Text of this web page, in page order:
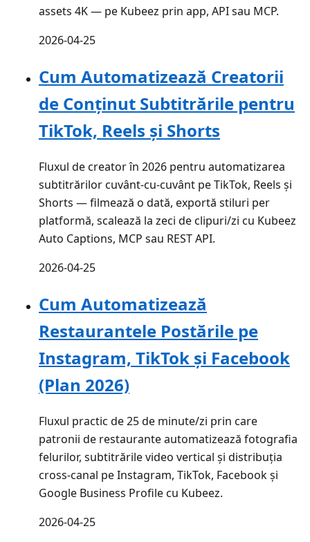
assets 4K — pe Kubeez prin app, API sau MCP.
2026-04-25
Cum Automatizează Creatorii
de Conținut Subtitrările pentru
TikTok, Reels și Shorts
Fluxul de creator în 2026 pentru automatizarea
subtitrărilor cuvânt-cu-cuvânt pe TikTok, Reels și
Shorts — filmează o dată, exportă stiluri per
platformă, scalează la zeci de clipuri/zi cu Kubeez
Auto Captions, MCP sau REST API.
2026-04-25
Cum Automatizează
Restaurantele Postările pe
Instagram, TikTok și Facebook
(Plan 2026)
Fluxul practic de 25 de minute/zi prin care
patronii de restaurante automatizează fotografia
felurilor, subtitrările video vertical și distribuția
cross-canal pe Instagram, TikTok, Facebook și
Google Business Profile cu Kubeez.
2026-04-25